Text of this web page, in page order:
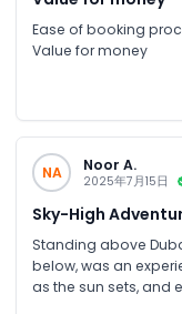
Ease of booking
Value for money
NA Noor A.
2025年7月15日
Sky-High
Standing above
below, was an
as the sun sets, and